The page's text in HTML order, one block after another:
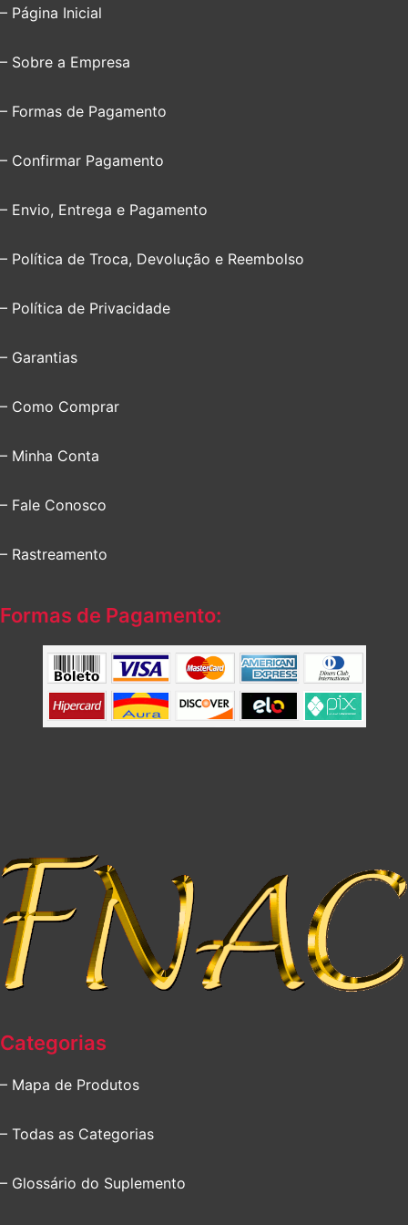
– Página Inicial
– Sobre a Empresa
– Formas de Pagamento
– Confirmar Pagamento
– Envio, Entrega e Pagamento
– Política de Troca, Devolução e Reembolso
– Política de Privacidade
– Garantias
– Como Comprar
– Minha Conta
– Fale Conosco
– Rastreamento
Formas de Pagamento:
Categorias
– Mapa de Produtos
– Todas as Categorias
– Glossário do Suplemento